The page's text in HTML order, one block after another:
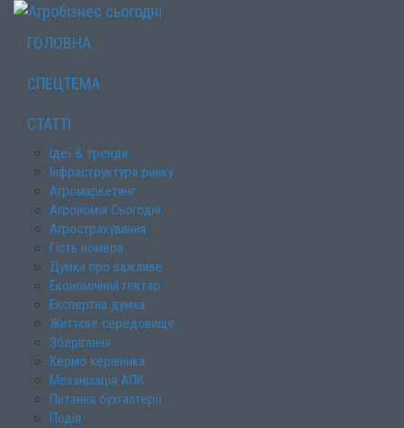
ГОЛОВНА
СПЕЦТЕМА
СТАТТІ
Ідеї & тренди
Інфраструктура ринку
Агромаркетинг
Агрономія Сьогодні
Агрострахування
Гість номера
Думки про важливе
Економічний гектар
Експертна думка
Життєве середовище
Зберігання
Кермо керівника
Механізація АПК
Питання бухгалтерії
Подія